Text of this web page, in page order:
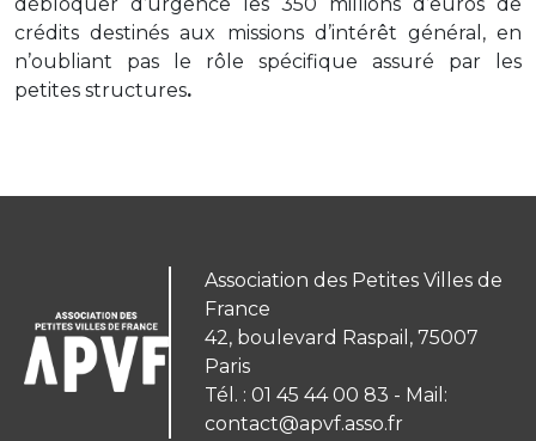
crédits destinés aux missions d’intérêt général, en
n’oubliant pas le rôle spécifique assuré par les
petites structures.
Association des Petites Villes de
France
42, boulevard Raspail, 75007
Paris
Tél. : 01 45 44 00 83 - Mail:
contact@apvf.asso.fr